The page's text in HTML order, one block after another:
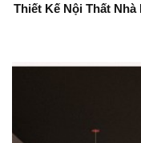
Thiết Kế Nội Thất Nhà